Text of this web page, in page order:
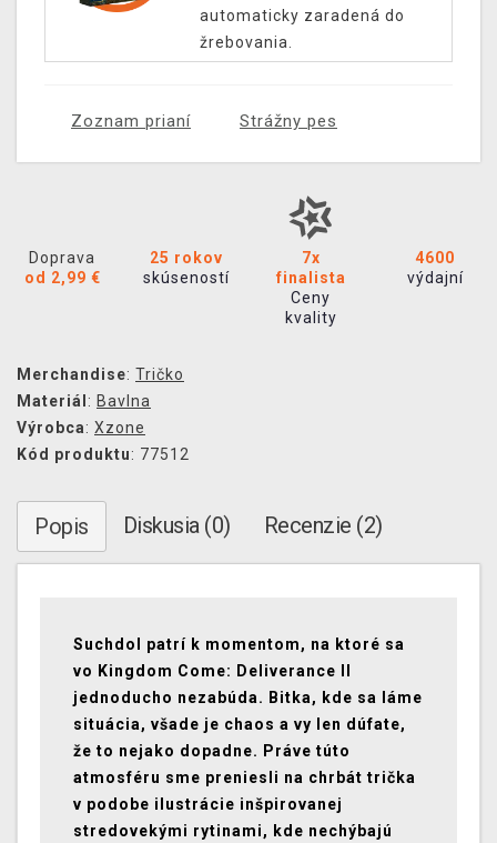
automaticky zaradená do
žrebovania.
Zoznam prianí Strážny pes
Doprava
od 2,99 €
25 rokov
skúseností
7x
finalista
Ceny
kvality
4600
výdajní
Merchandise: Tričko
Materiál : Bavlna
Výrobca: Xzone
Kód produktu: 77512
Popis Diskusia (0) Recenzie (2)
Suchdol patrí k momentom, na ktoré sa
vo Kingdom Come: Deliverance II
jednoducho nezabúda. Bitka, kde sa láme
situácia, všade je chaos a vy len dúfate,
že to nejako dopadne. Práve túto
atmosféru sme preniesli na chrbát trička
v podobe ilustrácie inšpirovanej
stredovekými rytinami, kde nechýbajú